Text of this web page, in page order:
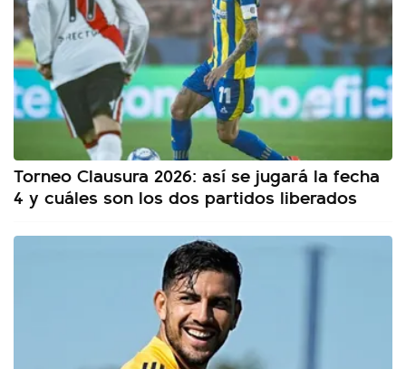
Torneo Clausura 2026: así se jugará la fecha
4 y cuáles son los dos partidos liberados